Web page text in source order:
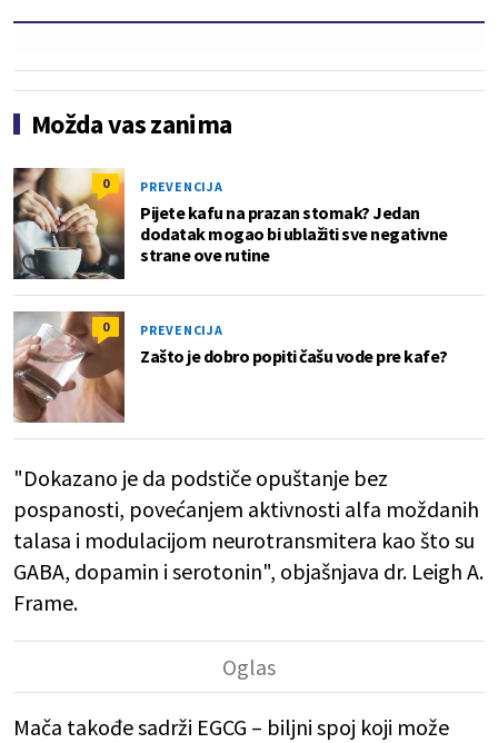
Možda vas zanima
0 PREVENCIJA
Pijete kafu na prazan stomak? Jedan
dodatak mogao bi ublažiti sve negativne
strane ove rutine
0 PREVENCIJA
Zašto je dobro popiti čašu vode pre kafe?
"Dokazano je da podstiče opuštanje bez
pospanosti, povećanjem aktivnosti alfa moždanih
talasa i modulacijom neurotransmitera kao što su
GABA, dopamin i serotonin", objašnjava dr. Leigh A.
Frame.
Mača takođe sadrži EGCG – biljni spoj koji može